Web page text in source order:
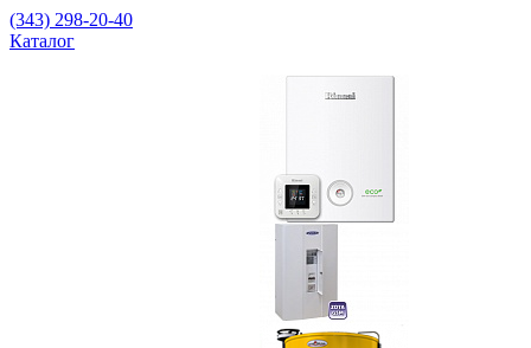
(343) 298-20-40
Каталог